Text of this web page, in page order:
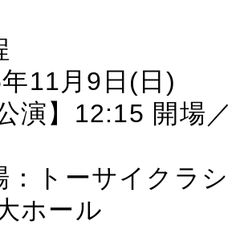
11月9日(日)
公演】12:15 開場
：トーサイクラ
ホール